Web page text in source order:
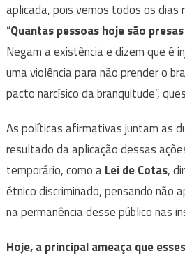
aplicada, pois vemos todos os dias
“Quantas pessoas hoje são
Negam a existência e dizem que é
uma violência para não prender o
pacto narcísico da branquitude”,
As políticas afirmativas juntam as
resultado da aplicação dessas
temporário, como aLei de Cotas,
étnico discriminado, pensando não
na permanência desse público nas
Hoje, a principal ameaça que